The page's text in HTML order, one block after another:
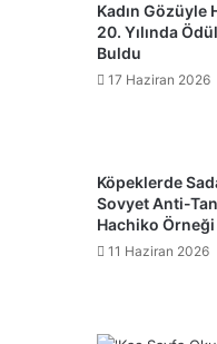
Kadın Gözüyle
20. Yılında
Buldu
17 Haziran 2026
Köpeklerde
Sovyet Anti-
Hachiko Örneği
11 Haziran 2026